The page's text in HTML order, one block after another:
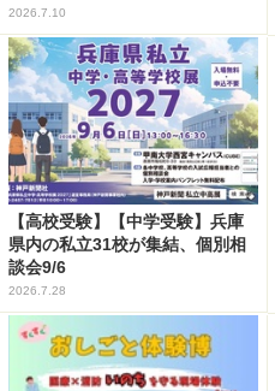
2026.7.10
【高校受験】【中学受験】兵庫
県内の私立31校が集結、個別相
談会9/6
2026.7.28